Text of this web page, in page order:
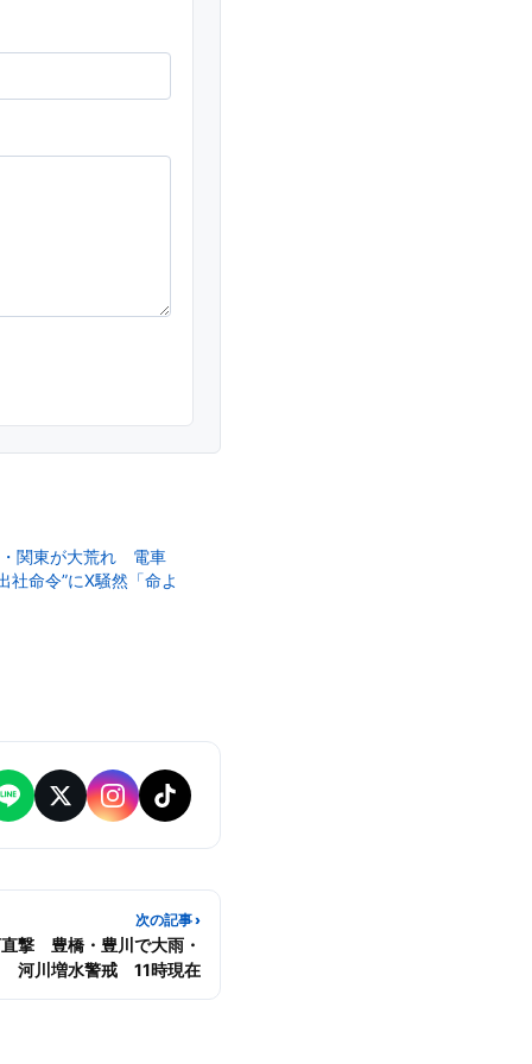
関東が大荒れ 電車
社命令”にX騒然「命よ
次の記事 ›
撃 豊橋・豊川で大雨・
河川増水警戒 11時現在